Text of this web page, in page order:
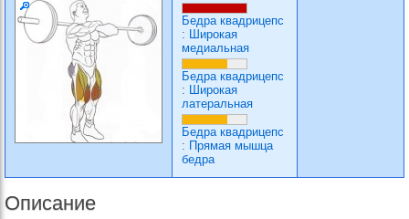
Бедра квадрицепс
: Широкая
медиальная
Бедра квадрицепс
: Широкая
латеральная
Бедра квадрицепс
: Прямая мышца
бедра
Описание